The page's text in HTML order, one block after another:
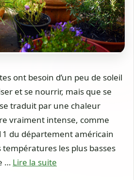
ont besoin d’un peu de soleil
et se nourrir, mais que se
traduit par une chaleur
vraiment intense, comme
du département américain
températures les plus basses
… Lire la suite